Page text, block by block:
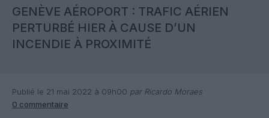
GENÈVE AÉROPORT : TRAFIC AÉRIEN
PERTURBÉ HIER À CAUSE D’UN
INCENDIE À PROXIMITÉ
Publié le 21 mai 2022 à 09h00 par Ricardo Moraes
0 commentaire